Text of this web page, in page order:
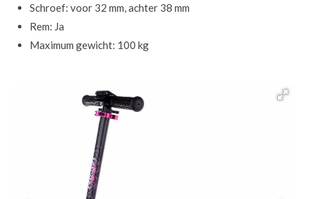
Schroef: voor 32 mm, achter 38 mm
Rem: Ja
Maximum gewicht: 100 kg